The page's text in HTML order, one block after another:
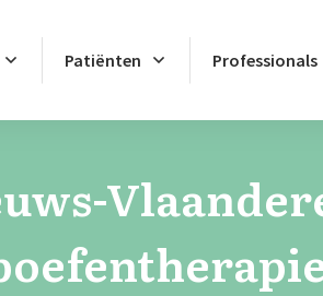
Patiënten Professionals